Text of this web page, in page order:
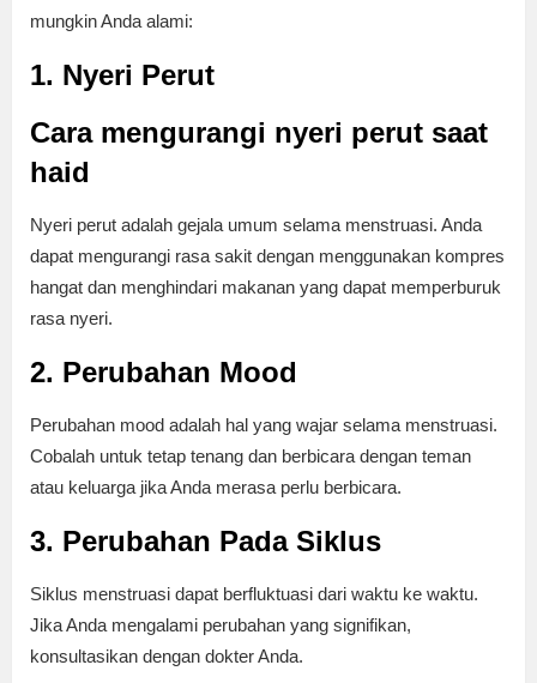
mungkin Anda alami:
1. Nyeri Perut
Cara mengurangi nyeri perut saat
haid
Nyeri perut adalah gejala umum selama menstruasi. Anda
dapat mengurangi rasa sakit dengan menggunakan kompres
hangat dan menghindari makanan yang dapat memperburuk
rasa nyeri.
2. Perubahan Mood
Perubahan mood adalah hal yang wajar selama menstruasi.
Cobalah untuk tetap tenang dan berbicara dengan teman
atau keluarga jika Anda merasa perlu berbicara.
3. Perubahan Pada Siklus
Siklus menstruasi dapat berfluktuasi dari waktu ke waktu.
Jika Anda mengalami perubahan yang signifikan,
konsultasikan dengan dokter Anda.